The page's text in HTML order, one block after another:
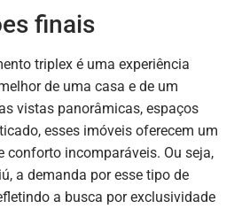
finais
triplex é uma experiência
de uma casa e de um
vistas panorâmicas, espaços
esses imóveis oferecem um
conforto incomparáveis. Ou seja,
a demanda por esse tipo de
a busca por exclusividade